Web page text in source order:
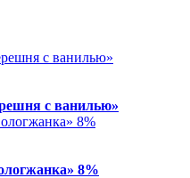
с ванилью»
8%